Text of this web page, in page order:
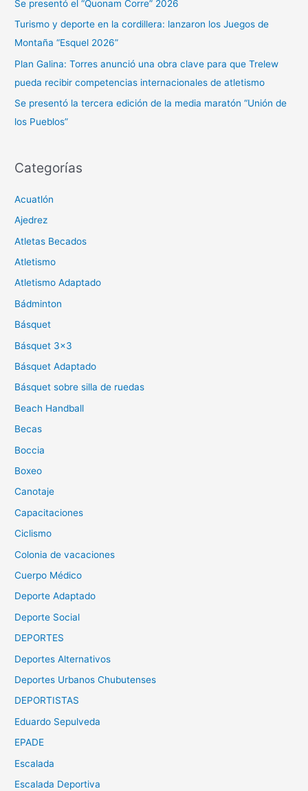
r
:
Se presentó el “Quonam Corre” 2026
Turismo y deporte en la cordillera: lanzaron los Juegos de
Montaña “Esquel 2026”
Plan Galina: Torres anunció una obra clave para que Trelew
pueda recibir competencias internacionales de atletismo
Se presentó la tercera edición de la media maratón “Unión de
los Pueblos”
Categorías
Acuatlón
Ajedrez
Atletas Becados
Atletismo
Atletismo Adaptado
Bádminton
Básquet
Básquet 3×3
Básquet Adaptado
Básquet sobre silla de ruedas
Beach Handball
Becas
Boccia
Boxeo
Canotaje
Capacitaciones
Ciclismo
Colonia de vacaciones
Cuerpo Médico
Deporte Adaptado
Deporte Social
DEPORTES
Deportes Alternativos
Deportes Urbanos Chubutenses
DEPORTISTAS
Eduardo Sepulveda
EPADE
Escalada
Escalada Deportiva